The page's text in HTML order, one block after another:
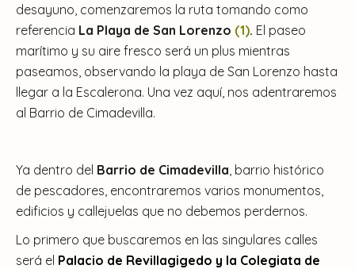
desayuno, comenzaremos la ruta tomando como
referencia La Playa de San Lorenzo (1). El paseo
marítimo y su aire fresco será un plus mientras
paseamos, observando la playa de San Lorenzo hasta
llegar a la Escalerona. Una vez aquí, nos adentraremos
al Barrio de Cimadevilla.
Ya dentro del Barrio de Cimadevilla , barrio histórico
de pescadores, encontraremos varios monumentos,
edificios y callejuelas que no debemos perdernos.
Lo primero que buscaremos en las singulares calles
será el Palacio de Revillagigedo y la Colegiata de